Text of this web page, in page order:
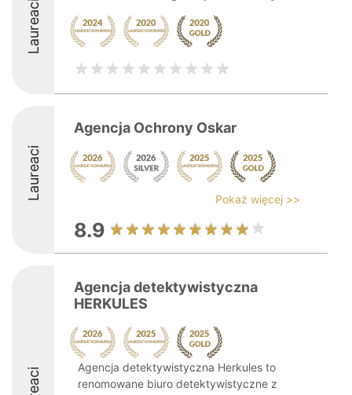
Laureaci
Laureaci
Agencja Ochrony Oskar
Pokaż więcej >>
8.9
Agencja detektywistyczna
HERKULES
Agencja detektywistyczna Herkules to
renomowane biuro detektywistyczne z